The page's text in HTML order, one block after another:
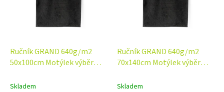
Ručník GRAND 640g/m2
50x100cm Motýlek výběr
Skladem
Ručník GRAND 640g/m2
70x140cm Motýlek výběr
Skladem